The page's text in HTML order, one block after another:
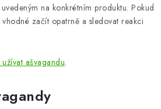
na konkrétním produktu. Pokud
začít opatrně a sledovat reakci
ašvagandu.